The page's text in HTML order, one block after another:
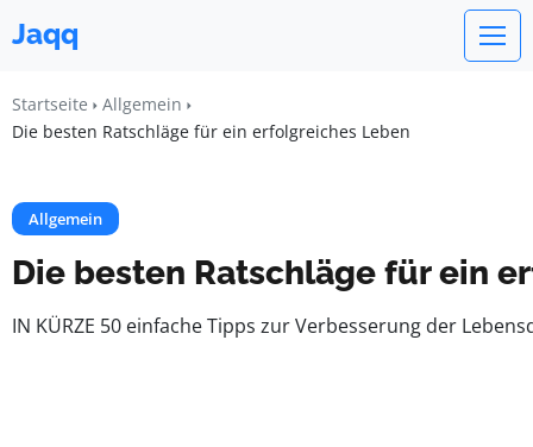
Jaqq
Startseite
Allgemein
Die besten Ratschläge für ein erfolgreiches Leben
Allgemein
Die besten Ratschläge für ein
IN KÜRZE 50 einfache Tipps zur Verbesserung der